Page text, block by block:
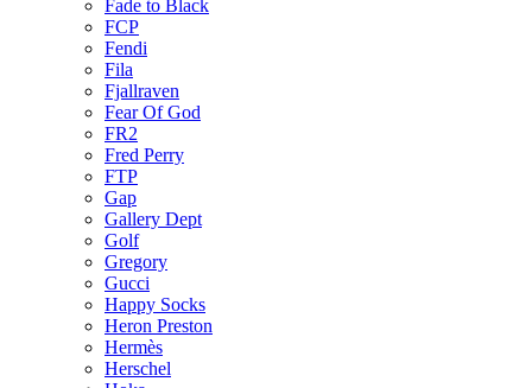
Fade to Black
FCP
Fendi
Fila
Fjallraven
Fear Of God
FR2
Fred Perry
FTP
Gap
Gallery Dept
Golf
Gregory
Gucci
Happy Socks
Heron Preston
Hermès
Hersсhel